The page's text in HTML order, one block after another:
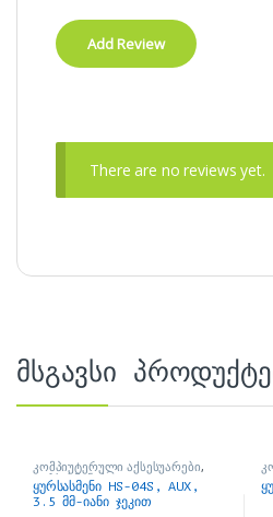
There are no reviews yet.
მსგავსი
კომპიუტერული აქსესუარები,
ყურსასმენები
ყურსასმენი HS-04S, AUX,
3.5 მმ-იანი ჯეკით